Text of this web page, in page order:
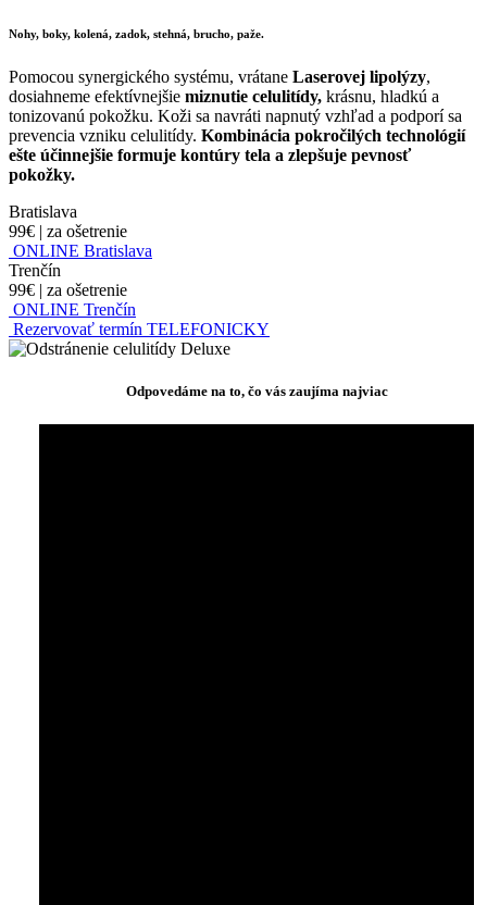
Nohy, boky, kolená, zadok, stehná, brucho, paže.
Pomocou synergického systému, vrátane Laserovej lipolýzy,
dosiahneme efektívnejšie miznutie celulitídy, krásnu, hladkú a
tonizovanú pokožku. Koži sa navráti napnutý vzhľad a podporí sa
prevencia vzniku celulitídy. Kombinácia pokročilých technológií
ešte účinnejšie formuje kontúry tela a zlepšuje pevnosť
pokožky.
Bratislava
99€ | za ošetrenie
ONLINE Bratislava
Trenčín
99€ | za ošetrenie
ONLINE Trenčín
Rezervovať termín TELEFONICKY
Odpovedáme na to, čo vás zaujíma najviac